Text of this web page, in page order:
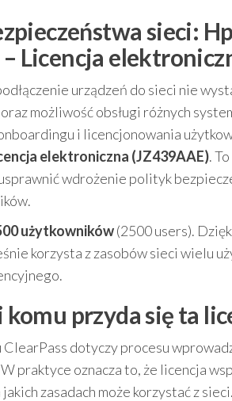
sieci:
Licencja
urządzeń do sieci nie
możliwość obsługi różnych
i licencjonowania
elektroniczna (JZ439AAE). To
wdrożenie polityk
użytkowników(2500 users).
korzysta z zasobów sieci wielu
przyda się ta
dotyczy procesu
praktyce oznacza to, że licencja
zasadach może korzystać z